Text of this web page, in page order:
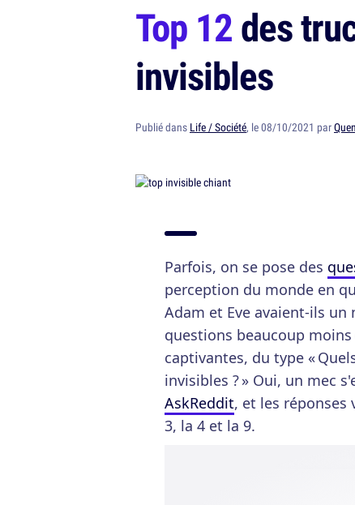
Top 12des
invisibles
Publié dans Life / Société, le 08/10/2021 par
Parfois, on se pose des
perception du monde en
Adam et Eve avaient-ils un
questions beaucoup
captivantes, du type «
invisibles ? » Oui, un mec
AskReddit, et les réponses
3, la 4 et la 9.